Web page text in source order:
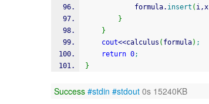
			formula.
insert ( i,x
}
}
cout<<calculus ( formula) ;
return 0;
}
Success #stdin #stdout 0s 15240KB